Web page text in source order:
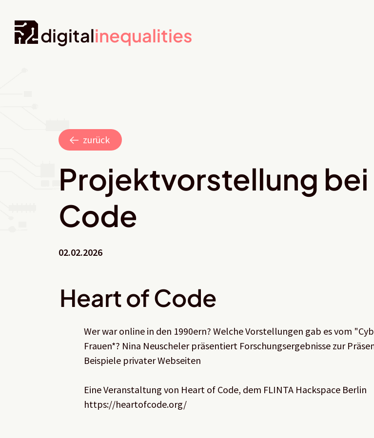
digitalinequalities
zurück
Projektvorstellung
Code
02.02.2026
Heart of Code
Wer war online in den 1990ern? Welche Vorstellungen gab es vom
Frauen*? Nina Neuscheler präsentiert Forschungsergebnisse zur
Beispiele privater Webseiten
Eine Veranstaltung von Heart of Code, dem FLINTA Hackspace Berlin
https://heartofcode.org/